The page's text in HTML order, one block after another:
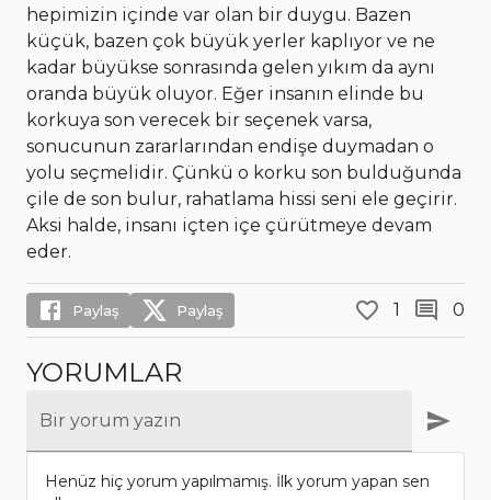
hepimizin içinde var olan bir duygu. Bazen
küçük, bazen çok büyük yerler kaplıyor ve ne
kadar büyükse sonrasında gelen yıkım da aynı
oranda büyük oluyor. Eğer insanın elinde bu
korkuya son verecek bir seçenek varsa,
sonucunun zararlarından endişe duymadan o
yolu seçmelidir. Çünkü o korku son bulduğunda
çile de son bulur, rahatlama hissi seni ele geçirir.
Aksi halde, insanı içten içe çürütmeye devam
eder.
Paylaş Paylaş 1 0
YORUMLAR
Bir yorum yazın
Henüz hiç yorum yapılmamış. İlk yorum yapan sen